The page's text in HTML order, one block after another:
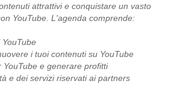
attrattivi e conquistare un vasto
YouTube. L'agenda comprende:
i tuoi contenuti su YouTube
e generare profitti
e dei servizi riservati ai partners